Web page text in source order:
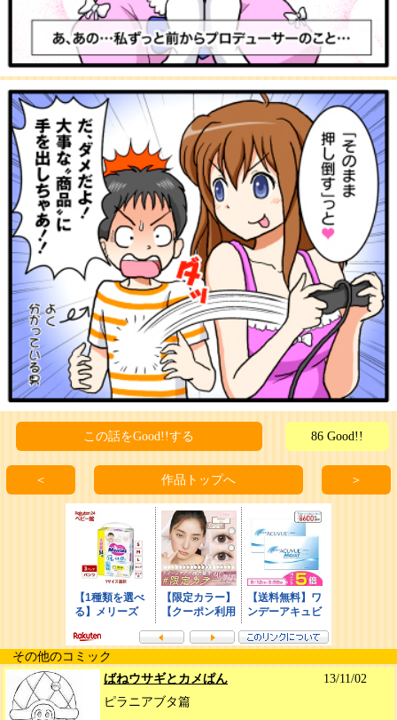
この話をGood!!する 86 Good!!
＜ 作品トップへ ＞
その他のコミック
ばねウサギとカメぱん
13/11/02
ピラニアブタ篇